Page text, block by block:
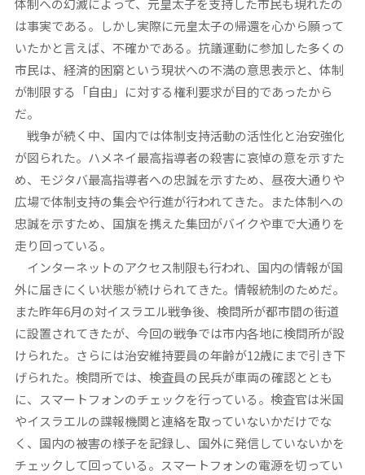
体制への幻滅によって、元皇太子を支持した市民も現れたの
は事実である。しかし実際に元皇太子の帰還を心から願って
いたかと言えば、不確かである。抗議運動に参加した多くの
市民は、経済的困窮という現状への不満の意思表示と、体制
が制限する「自由」に対する権利要求が目的であったから
だ。
戦争が続く中、国内では体制支持活動の活性化と治安強化
が図られた。ハメネイ最高指導者の殺害に哀悼の意を示すた
め、モジタバ最高指導者への忠誠を示すため、昼夜大通りや
広場で体制支持の集会や行進が行われてきた。また体制への
忠誠を示すため、国旗を携えた集団がバイクや車で大通りを
走り回っている。
インターネットのアクセス制限も行われ、国内の情報が国
外に届きにくい状態が続けられてきた。情報統制のためだ。
また昨年6月の対イスラエル戦争後、検問所が都市間の街道
に設置されてきたが、今回の戦争では市内各地に検問所が設
けられた。さらには治安維持要員の年齢が12歳にまで引き下
げられた。検問所では、検査員の民兵が車両の確認ととも
に、スマートフォンのチェックを行っている。検査官は米国
やイスラエルの諜報機関と連絡を取っていないかだけでな
く、国内の被害の様子を記録し、国外に発信していないかを
チェックして回っている。スマートフォンの電源を切ってい